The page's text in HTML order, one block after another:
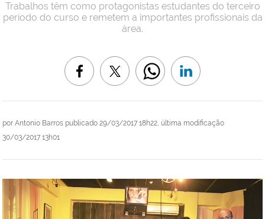
por Antonio Barros publicado 29/03/2017 18h22, última modificação
30/03/2017 13h01
Trabalhos têm como protagonistas estudantes do terceiro
período do curso e remetem a importantes profissionais da
área.